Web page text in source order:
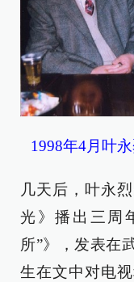
1998年4月叶
几天后，叶永
光》播出三周
所”》，发表在
生在文中对电